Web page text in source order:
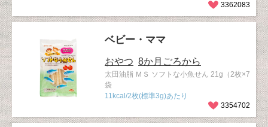
3362083
ベビー・ママ
おやつ 8か月ごろから
太田油脂 ＭＳ ソフトな小魚せん 21g（2枚×7
袋
11kcal/2枚(標準3g)あたり
3354702